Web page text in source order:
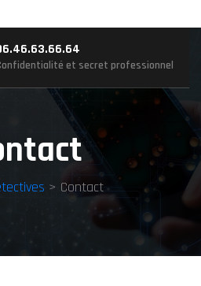
et secret professionnel
> Contact